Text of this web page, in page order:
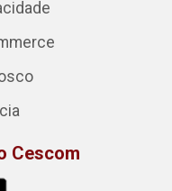
Cescom